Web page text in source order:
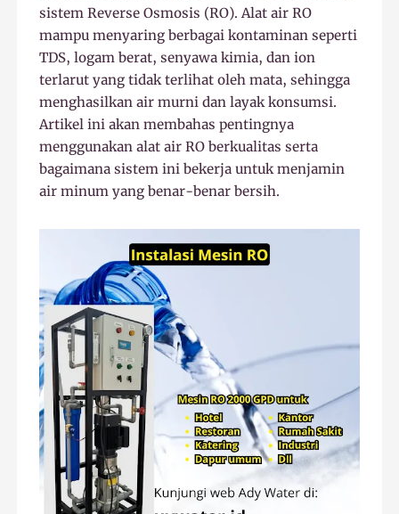
sistem Reverse Osmosis (RO). Alat air RO
mampu menyaring berbagai kontaminan seperti
TDS, logam berat, senyawa kimia, dan ion
terlarut yang tidak terlihat oleh mata, sehingga
menghasilkan air murni dan layak konsumsi.
Artikel ini akan membahas pentingnya
menggunakan alat air RO berkualitas serta
bagaimana sistem ini bekerja untuk menjamin
air minum yang benar-benar bersih.